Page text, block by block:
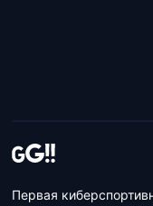
Первая